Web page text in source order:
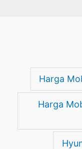
Harga
Harga